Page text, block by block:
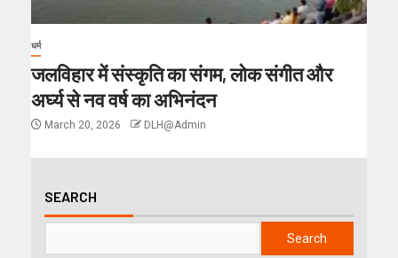
धर्म
जलविहार में संस्कृति का संगम, लोक संगीत और
अर्घ्य से नव वर्ष का अभिनंदन
March 20, 2026 DLH@Admin
SEARCH
Search